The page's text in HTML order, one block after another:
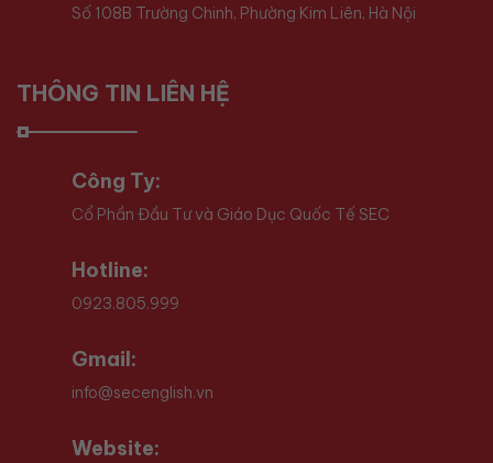
Số 108B Trường Chinh, Phường Kim Liên, Hà Nội
THÔNG TIN LIÊN HỆ
Công Ty:
Cổ Phần Đầu Tư và Giáo Dục Quốc Tế SEC
Hotline:
0923.805.999
Gmail:
info@secenglish.vn
Website: